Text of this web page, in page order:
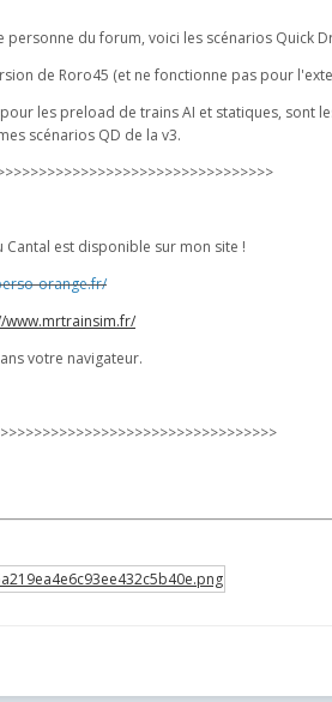
personne du forum, voici les scénarios Quick
de Roro45 (et ne fonctionne pas pour
les preload de trains AI et statiques, sont
scénarios QD de la v3.
Cantal est disponible sur mon site !
orange.fr/
www.mrtrainsim.fr/
votre navigateur.